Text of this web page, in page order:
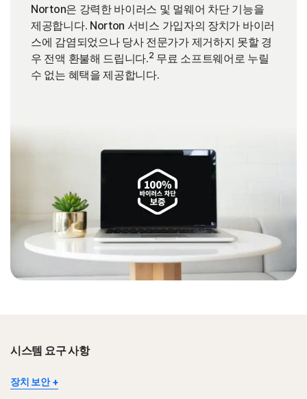
Norton은 강력한 바이러스 및 멀웨어 차단 기능을
제공합니다. Norton 서비스 가입자의 장치가 바이러
스에 감염되었으나 당사 전문가가 제거하지 못할 경
우 전액 환불해 드립니다.2 무료 소프트웨어로 누릴
수 없는 혜택을 제공합니다.
시스템 요구 사항
장치 보안